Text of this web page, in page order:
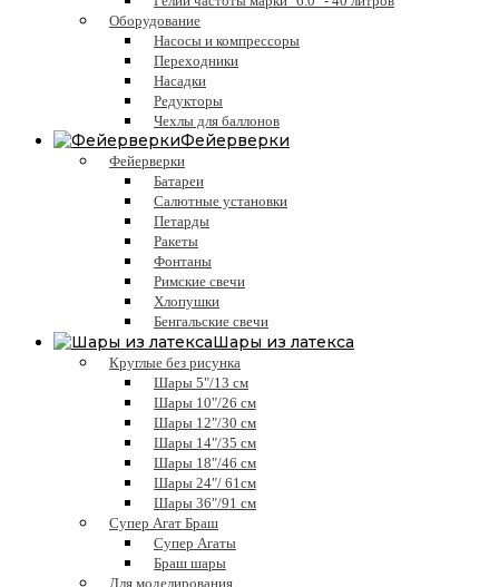
Оборудование
Насосы и компрессоры
Переходники
Насадки
Редукторы
Чехлы для баллонов
Фейерверки
Фейерверки
Батареи
Салютные установки
Петарды
Ракеты
Фонтаны
Римские свечи
Хлопушки
Бенгальские свечи
Шары из латекса
Круглые без рисунка
Шары 5"/13 см
Шары 10"/26 см
Шары 12"/30 см
Шары 14"/35 см
Шары 18"/46 см
Шары 24"/ 61см
Шары 36"/91 см
Супер Агат Браш
Супер Агаты
Браш шары
Для моделирования